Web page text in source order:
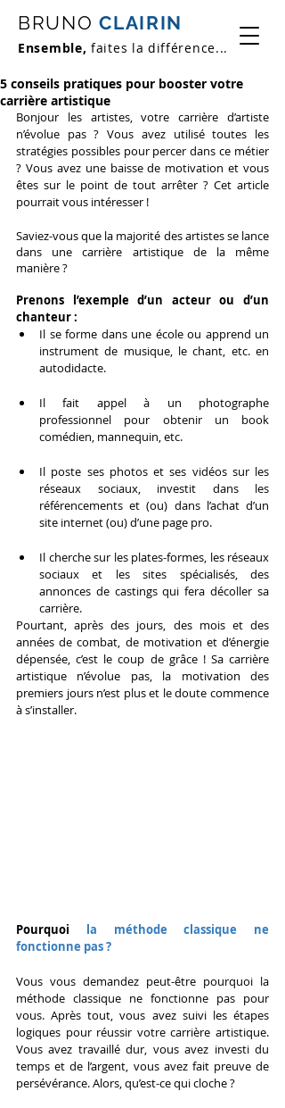
BRUNO CLAIRIN
Ensemble, faites la différence...
5 conseils pratiques pour booster votre
carrière artistique
Bonjour les artistes, votre carrière d’artiste
n’évolue pas ? Vous avez utilisé toutes les
stratégies possibles pour percer dans ce métier
? Vous avez une baisse de motivation et vous
êtes sur le point de tout arrêter ? Cet article
pourrait vous intéresser !
Saviez-vous que la majorité des artistes se lance
dans une carrière artistique de la même
manière ?
Prenons l’exemple d’un acteur ou d’un
chanteur :
Il se forme dans une école ou apprend un
instrument de musique, le chant, etc. en
autodidacte.
Il fait appel à un photographe
professionnel pour obtenir un book
comédien, mannequin, etc.
Il poste ses photos et ses vidéos sur les
réseaux sociaux, investit dans les
référencements et (ou) dans l’achat d’un
site internet (ou) d’une page pro.
Il cherche sur les plates-formes, les réseaux
sociaux et les sites spécialisés, des
annonces de castings qui fera décoller sa
carrière.
Pourtant, après des jours, des mois et des
années de combat, de motivation et d’énergie
dépensée, c’est le coup de grâce ! Sa carrière
artistique n’évolue pas, la motivation des
premiers jours n’est plus et le doute commence
à s’installer.
Pourquoi
la méthode classique ne
fonctionne pas ?
Vous vous demandez peut-être pourquoi la
méthode classique ne fonctionne pas pour
vous. Après tout, vous avez suivi les étapes
logiques pour réussir votre carrière artistique.
Vous avez travaillé dur, vous avez investi du
temps et de l’argent, vous avez fait preuve de
persévérance. Alors, qu’est-ce qui cloche ?